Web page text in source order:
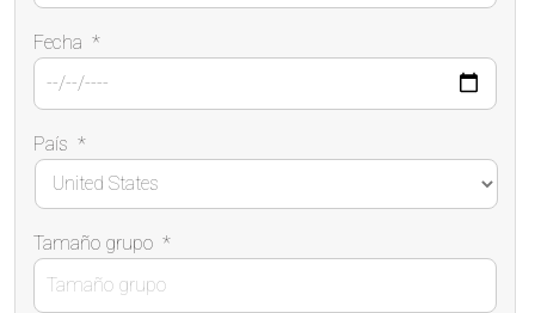
Fecha *
País *
Tamaño grupo *